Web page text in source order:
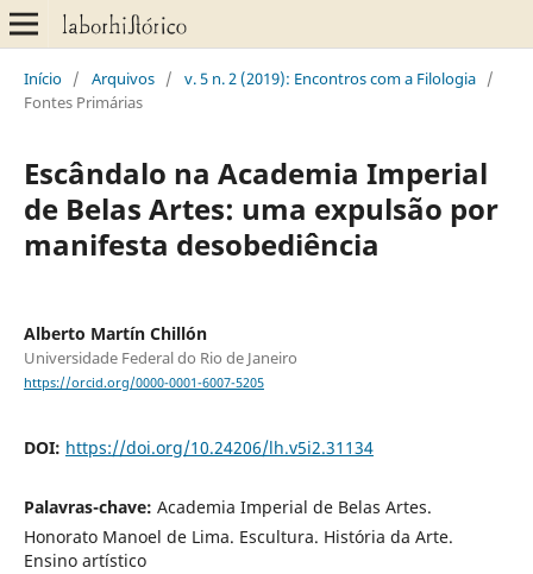
Início / Arquivos / v. 5 n. 2 (2019): Encontros com a Filologia /
Fontes Primárias
Escândalo na Academia Imperial
de Belas Artes: uma expulsão por
manifesta desobediência
Alberto Martín Chillón
Universidade Federal do Rio de Janeiro
https://orcid.org/0000-0001-6007-5205
DOI: https://doi.org/10.24206/lh.v5i2.31134
Palavras-chave: Academia Imperial de Belas Artes.
Honorato Manoel de Lima. Escultura. História da Arte.
Ensino artístico